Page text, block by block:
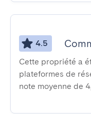
4.5
Cette propriété a
plateformes de
note moyenne de